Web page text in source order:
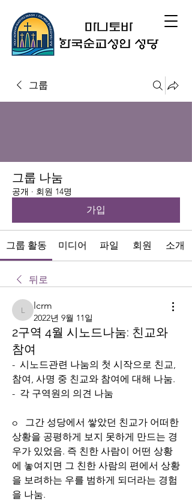
그룹
그룹 나눔
공개 · 회원 14명
가입
그룹 활동 미디어 파일 회원 소개
뒤로
lcrm
lcrm
2022년 9월 11일
2구역 4월 시노드나눔: 친교와
참여
-  시노드관련 나눔의 첫 시작으로 친교,
참여, 사명 중 친교와 참여에 대해 나눔.
-  각 구역원의 의견 나눔
o   그간 성당에서 쌓았던 친교가 어떠한
상황을 공평하게 보지 못하게 만드는 경
우가 있었음. 즉 친한 사람이 어떤 상황
에 놓여지면 그 친한 사람의 편에서 상황
을 보려하는 우를 범하게 되더라는 경험
을 나눔.